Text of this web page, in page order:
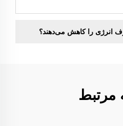
انرژی را کاهش می‌دهند؟
مرتبط